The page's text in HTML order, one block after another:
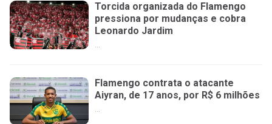
Torcida organizada do Flamengo
pressiona por mudanças e cobra
Leonardo Jardim
...
Flamengo contrata o atacante
Aiyran, de 17 anos, por R$ 6 milhões